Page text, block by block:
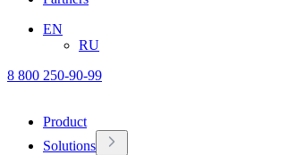
EN
RU
8 800 250-90-99
Product
Solutions